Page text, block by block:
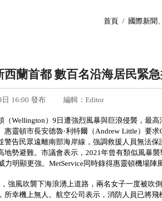
首頁 / 國際新聞
西蘭首都 數百名沿海居民緊
日 16:00 發布 編輯：Editor
（Wellington）9日遭強烈風暴與巨浪侵襲，最
惠靈頓市長安德魯·利特爾（Andrew Little）要
警告民眾遠離南部海岸線，強調救援人員無法
地勢避難。市議會表示，2021年曾有類似風暴
力明顯更強。MetService同時錄得惠靈頓機場陣
強風吹襲下海浪湧上道路，兩名女子一度被吹
所幸機上無人。航空公司表示，消防人員已將